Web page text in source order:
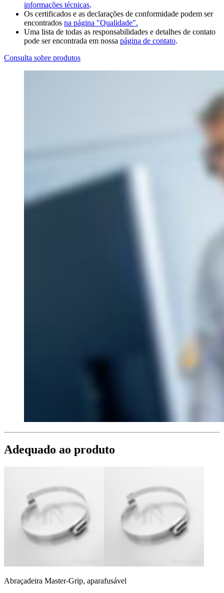
informações técnicas.
Os certificados e as declarações de conformidade podem ser
encontrados na página "Qualidade".
Uma lista de todas as responsabilidades e detalhes de contato
pode ser encontrada em nossa página de contato.
Consulta sobre produtos
Adequado ao produto
Abraçadeira Master-Grip, aparafusável